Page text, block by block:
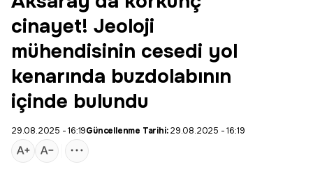
cinayet! Jeoloji
mühendisinin cesedi yol
kenarında buzdolabının
içinde bulundu
29.08.2025 - 16:19Güncellenme Tarihi:29.08.2025 - 16:19